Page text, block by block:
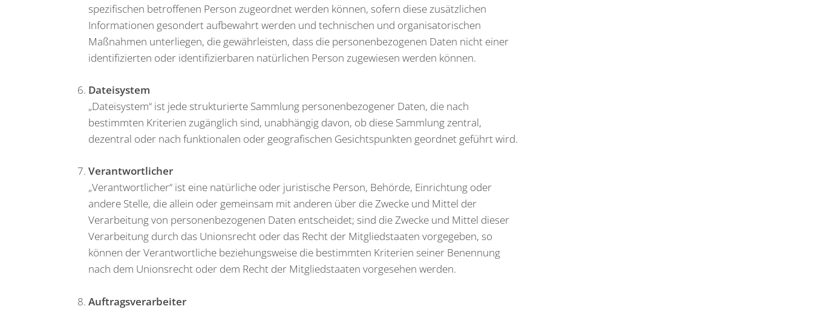
spezifischen betroffenen Person zugeordnet werden können, sofern diese zusätzlichen
Informationen gesondert aufbewahrt werden und technischen und organisatorischen
Maßnahmen unterliegen, die gewährleisten, dass die personenbezogenen Daten nicht einer
identifizierten oder identifizierbaren natürlichen Person zugewiesen werden können.
Dateisystem
„Dateisystem“ ist jede strukturierte Sammlung personenbezogener Daten, die nach
bestimmten Kriterien zugänglich sind, unabhängig davon, ob diese Sammlung zentral,
dezentral oder nach funktionalen oder geografischen Gesichtspunkten geordnet geführt wird.
Verantwortlicher
„Verantwortlicher“ ist eine natürliche oder juristische Person, Behörde, Einrichtung oder
andere Stelle, die allein oder gemeinsam mit anderen über die Zwecke und Mittel der
Verarbeitung von personenbezogenen Daten entscheidet; sind die Zwecke und Mittel dieser
Verarbeitung durch das Unionsrecht oder das Recht der Mitgliedstaaten vorgegeben, so
können der Verantwortliche beziehungsweise die bestimmten Kriterien seiner Benennung
nach dem Unionsrecht oder dem Recht der Mitgliedstaaten vorgesehen werden.
Auftragsverarbeiter